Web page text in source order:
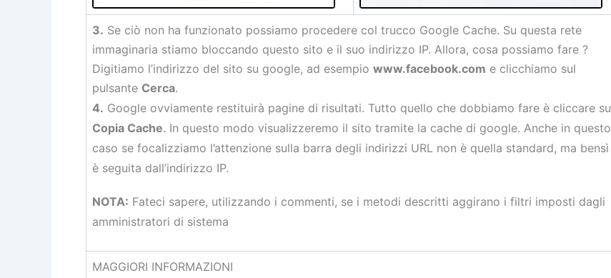
3. Se ciò non ha funzionato possiamo procedere col trucco Google Cache. Su questa rete
immaginaria stiamo bloccando questo sito e il suo indirizzo IP. Allora, cosa possiamo fare ?
Digitiamo l’indirizzo del sito su google, ad esempio www.facebook.com e clicchiamo sul
pulsante Cerca.
4. Google ovviamente restituirà pagine di risultati. Tutto quello che dobbiamo fare è cliccare su
Copia Cache. In questo modo visualizzeremo il sito tramite la cache di google. Anche in questo
caso se focalizziamo l’attenzione sulla barra degli indirizzi URL non è quella standard, ma bensì
è seguita dall’indirizzo IP.
NOTA: Fateci sapere, utilizzando i commenti, se i metodi descritti aggirano i filtri imposti dagli
amministratori di sistema
MAGGIORI INFORMAZIONI